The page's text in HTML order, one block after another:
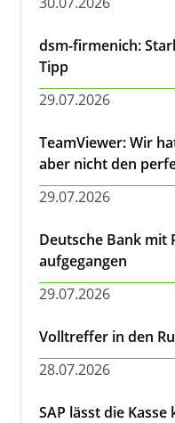
dsm-firmenich:
Tipp
29.07.2026
TeamViewer: Wir
aber nicht den
29.07.2026
Deutsche Bank mit
aufgegangen
29.07.2026
Volltreffer in den
28.07.2026
SAP lässt die